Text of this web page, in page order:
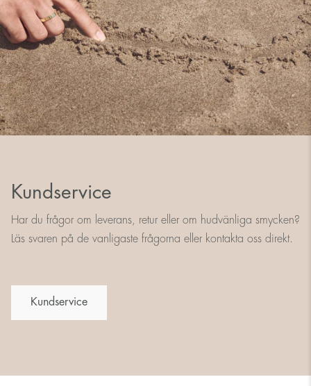
Kundservice
Har du frågor om leverans, retur eller om hudvänliga smycken?
Läs svaren på de vanligaste frågorna eller kontakta oss direkt.
Kundservice